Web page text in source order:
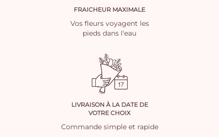
FRAICHEUR MAXIMALE
Vos fleurs voyagent les
pieds dans l'eau
LIVRAISON À LA DATE DE
VOTRE CHOIX
Commande simple et rapide